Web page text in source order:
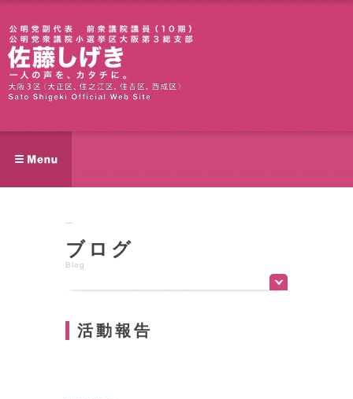
ブログ
Blog
活動報告